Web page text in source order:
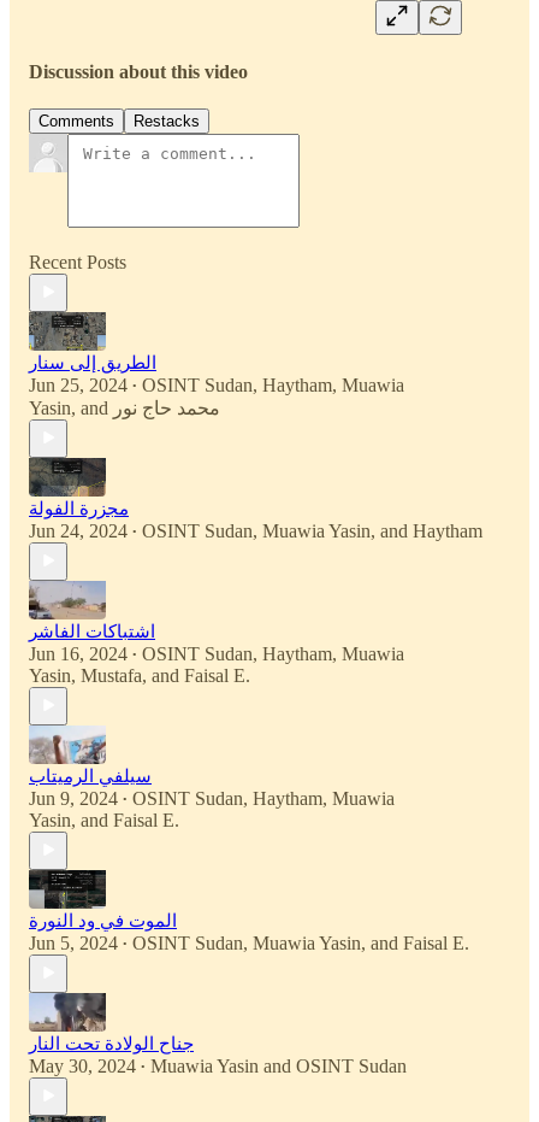
Discussion about this video
Comments Restacks
Recent Posts
الطريق إلى سنار
Jun 25, 2024 • OSINT Sudan, Haytham, Muawia
Yasin, and محمد حاج نور
مجزرة الفولة
Jun 24, 2024 • OSINT Sudan, Muawia Yasin, and Haytham
اشتباكات الفاشر
Jun 16, 2024 • OSINT Sudan, Haytham, Muawia
Yasin, Mustafa, and Faisal E.
سيلفي الرميتاب
Jun 9, 2024 • OSINT Sudan, Haytham, Muawia
Yasin, and Faisal E.
الموت في ود النورة
Jun 5, 2024 • OSINT Sudan, Muawia Yasin, and Faisal E.
جناح الولادة تحت النار
May 30, 2024 • Muawia Yasin and OSINT Sudan